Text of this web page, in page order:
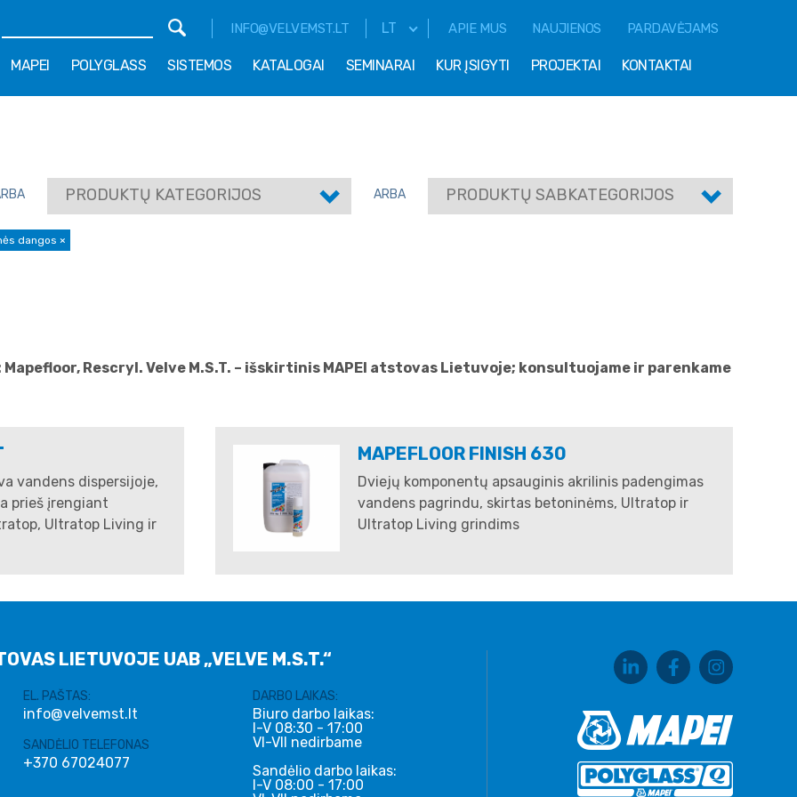
APIE MUS NAUJIENOS PARDAVĖJAMS
LT
INFO@VELVEMST.LT
MAPEI POLYGLASS SISTEMOS KATALOGAI SEMINARAI KUR ĮSIGYTI PROJEKTAI KONTAKTAI
PRODUKTŲ KATEGORIJOS ARBA PRODUKTŲ SABKATEGORIJOS
dangos ×
Rescryl. Velve M.S.T. – išskirtinis MAPEI atstovas Lietuvoje; konsultuojame ir parenkame
vandens dispersijoje,
prieš įrengiant
Ultratop Living ir
MAPEFLOOR FINISH 630
Dviejų komponentų apsauginis akrilinis padengimas
vandens pagrindu, skirtas betoninėms, Ultratop ir
Ultratop Living grindims
LIETUVOJE UAB „VELVE M.S.T.“
EL. PAŠTAS:
info@velvemst.lt
SANDĖLIO TELEFONAS
+370 67024077
DARBO LAIKAS:
Biuro darbo laikas:
I-V 08:30 - 17:00
VI-VII nedirbame
Sandėlio darbo laikas:
I-V 08:00 - 17:00